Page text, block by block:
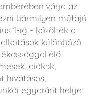
várja az
bármilyen műfajú
1-ig - közölték a
különböző
élő
diákok,
hivatásos,
egyaránt helyet